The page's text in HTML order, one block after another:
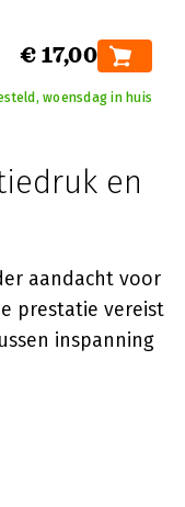
€ 17,00
woensdag in huis
en
aandacht voor
prestatie vereist
inspanning